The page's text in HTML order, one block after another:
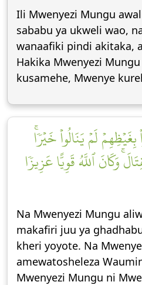
Ili Mwenyezi Mungu
sababu ya ukweli wao,
wanaafiki pindi akitaka,
Hakika Mwenyezi
kusamehe, Mwenye
لَمۡ يَنَالُواْ خَيۡرٗاۚ
وَكَانَ ٱللَّهُ قَوِيًّا عَزِيزٗا
Na Mwenyezi Mungu
makafiri juu ya
kheri yoyote. Na
amewatosheleza
Mwenyezi Mungu ni